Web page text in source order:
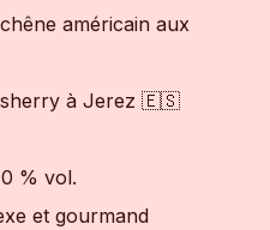
américain aux
sherry à Jerez 🇪🇸
% vol.
et gourmand